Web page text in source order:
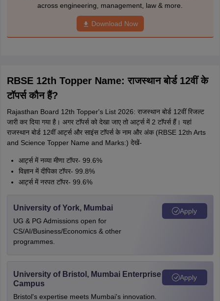
across engineering, management, law & more.
Download Now
RBSE 12th Topper Name: राजस्थान बोर्ड 12वीं के
टॉपर्स कौन हैं?
Rajasthan Board 12th Topper's List 2026: राजस्थान बोर्ड 12वीं रिजल्ट
जारी कर दिया गया है। अगर टाॅपर्स को देखा जाए तो आर्ट्स में 2 टाॅपर्स हैं। यहां
राजस्थान बोर्ड 12वीं आर्ट्स और साइंस टाॅपर्स के नाम और अंक (RBSE 12th Arts
and Science Topper Name and Marks:) देखें-
आर्ट्स में नव्या मीणा टॉपर- 99.6%
विज्ञान में दीपिका टॉपर- 99.8%
आर्ट्स में नरपत टॉपर- 99.6%
University of York, Mumbai
UG & PG Admissions open for
CS/AI/Business/Economics & other
programmes.
Apply
University of Bristol, Mumbai Enterprise
Campus
Bristol's expertise meets Mumbai's innovation.
Apply